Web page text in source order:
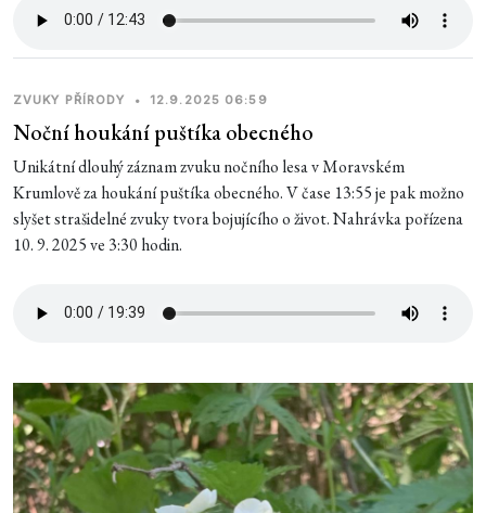
ZVUKY PŘÍRODY • 12.9.2025 06:59
Noční houkání puštíka obecného
Unikátní dlouhý záznam zvuku nočního lesa v Moravském
Krumlově za houkání puštíka obecného. V čase 13:55 je pak možno
slyšet strašidelné zvuky tvora bojujícího o život. Nahrávka pořízena
10. 9. 2025 ve 3:30 hodin.